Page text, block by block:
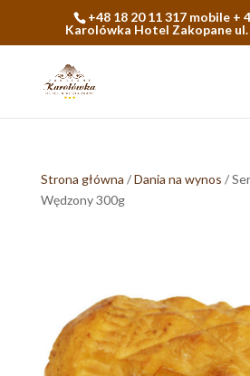
+48 18 20 11 317 mobile +
Karolówka Hotel Zakopane ul.
Strona główna /Dania na wynos /
Wędzony 300g